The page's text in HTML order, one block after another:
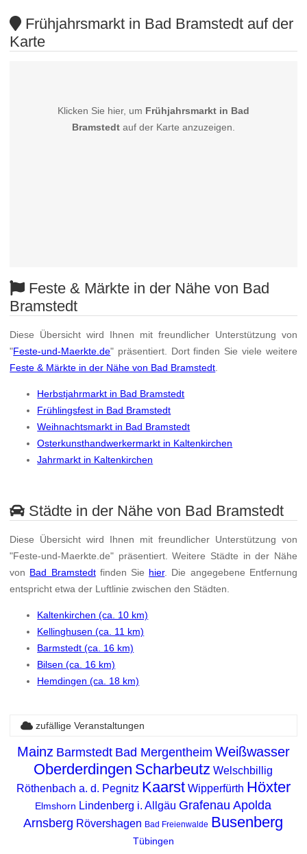
Frühjahrsmarkt in Bad Bramstedt auf der
Karte
Klicken Sie hier, um Frühjahrsmarkt in Bad
Bramstedtauf der Karte anzuzeigen.
Feste & Märkte in der Nähe von Bad
Bramstedt
Diese Übersicht wird Ihnen mit freundlicher Unterstützung von
"Feste-und-Maerkte.de" präsentiert. Dort finden Sie viele weitere
Feste & Märkte in der Nähe von Bad Bramstedt
Herbstjahrmarkt in Bad Bramstedt
Frühlingsfest in Bad Bramstedt
Weihnachtsmarkt in Bad Bramstedt
Osterkunsthandwerkermarkt in Kaltenkirchen
Jahrmarkt in Kaltenkirchen
Städte in der Nähe von Bad Bramstedt
Diese Übersicht wird Ihnen mit freundlicher Unterstützung von
"Feste-und-Maerkte.de" präsentiert. Weitere Städte in der Nähe
von Bad Bramstedtfinden Sie hier. Die angegebene Entfernung
entspricht etwa der Luftlinie zwischen den Städten.
Kaltenkirchen (ca. 10 km)
Kellinghusen (ca. 11 km)
Barmstedt (ca. 16 km)
Bilsen (ca. 16 km)
Hemdingen (ca. 18 km)
zufällige Veranstaltungen
Mainz Barmstedt Bad Mergentheim Weißwasser
Oberderdingen Scharbeutz Welschbillig
Röthenbach a. d. Pegnitz Kaarst Wipperfürth Höxter
Elmshorn Lindenberg i. Allgäu Grafenau Apolda
Arnsberg Rövershagen Bad Freienwalde Busenberg
Tübingen